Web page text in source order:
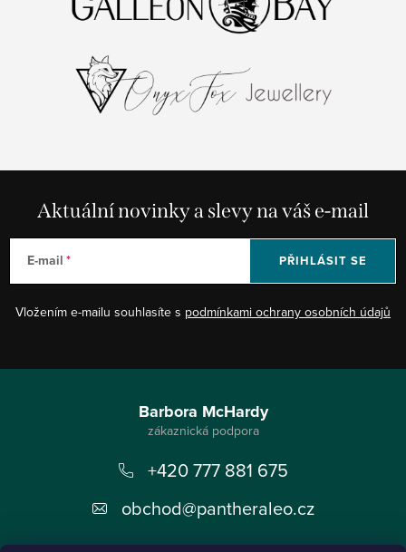
Aktuální novinky a slevy na váš e-mail
E-mail
Vložením e-mailu souhlasíte s podmínkami ochrany osobních údajů
PŘIHLÁSIT SE
Barbora McHardy
+420 777 881 675
obchod@pantheraleo.cz